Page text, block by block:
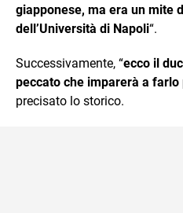
giapponese, ma era un mite
dell’Università di Napoli“.
Successivamente, “ecco il
peccato che imparerà a
precisato lo storico.